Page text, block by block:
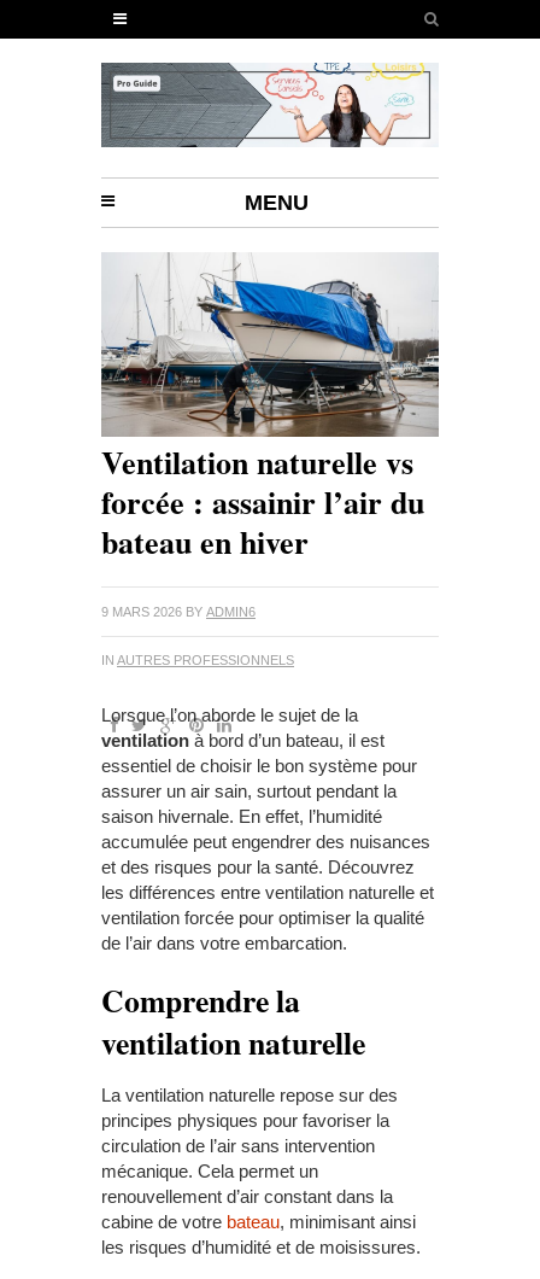
MENU
Ventilation naturelle vs
forcée : assainir l’air du
bateau en hiver
9 MARS 2026 BY ADMIN6
IN AUTRES PROFESSIONNELS
Lorsque l’on aborde le sujet de la
ventilation à bord d’un bateau, il est
essentiel de choisir le bon système pour
assurer un air sain, surtout pendant la
saison hivernale. En effet, l’humidité
accumulée peut engendrer des nuisances
et des risques pour la santé. Découvrez
les différences entre ventilation naturelle et
ventilation forcée pour optimiser la qualité
de l’air dans votre embarcation.
Comprendre la
ventilation naturelle
La ventilation naturelle repose sur des
principes physiques pour favoriser la
circulation de l’air sans intervention
mécanique. Cela permet un
renouvellement d’air constant dans la
cabine de votre bateau, minimisant ainsi
les risques d’humidité et de moisissures.